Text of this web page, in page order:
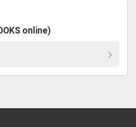
online)